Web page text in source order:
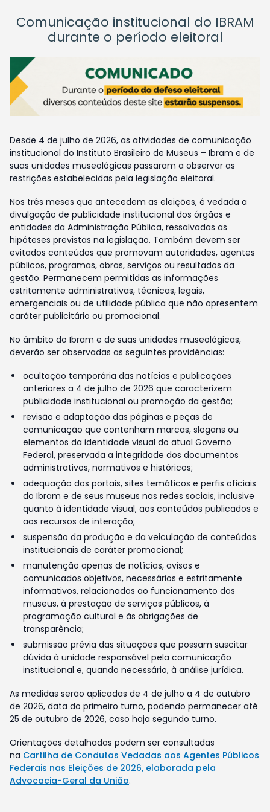
Comunicação institucional do IBRAM
durante o período eleitoral
Desde 4 de julho de 2026, as atividades de comunicação
institucional do Instituto Brasileiro de Museus – Ibram e de
suas unidades museológicas passaram a observar as
restrições estabelecidas pela legislação eleitoral.
Nos três meses que antecedem as eleições, é vedada a
divulgação de publicidade institucional dos órgãos e
entidades da Administração Pública, ressalvadas as
hipóteses previstas na legislação. Também devem ser
evitados conteúdos que promovam autoridades, agentes
públicos, programas, obras, serviços ou resultados da
gestão. Permanecem permitidas as informações
estritamente administrativas, técnicas, legais,
emergenciais ou de utilidade pública que não apresentem
caráter publicitário ou promocional.
No âmbito do Ibram e de suas unidades museológicas,
deverão ser observadas as seguintes providências:
ocultação temporária das notícias e publicações
anteriores a 4 de julho de 2026 que caracterizem
publicidade institucional ou promoção da gestão;
revisão e adaptação das páginas e peças de
comunicação que contenham marcas, slogans ou
elementos da identidade visual do atual Governo
Federal, preservada a integridade dos documentos
administrativos, normativos e históricos;
adequação dos portais, sites temáticos e perfis oficiais
do Ibram e de seus museus nas redes sociais, inclusive
quanto à identidade visual, aos conteúdos publicados e
aos recursos de interação;
suspensão da produção e da veiculação de conteúdos
institucionais de caráter promocional;
manutenção apenas de notícias, avisos e
comunicados objetivos, necessários e estritamente
informativos, relacionados ao funcionamento dos
museus, à prestação de serviços públicos, à
programação cultural e às obrigações de
transparência;
submissão prévia das situações que possam suscitar
dúvida à unidade responsável pela comunicação
institucional e, quando necessário, à análise jurídica.
As medidas serão aplicadas de 4 de julho a 4 de outubro
de 2026, data do primeiro turno, podendo permanecer até
25 de outubro de 2026, caso haja segundo turno.
Orientações detalhadas podem ser consultadas
na Cartilha de Condutas Vedadas aos Agentes Públicos
Federais nas Eleições de 2026, elaborada pela
Advocacia-Geral da União.